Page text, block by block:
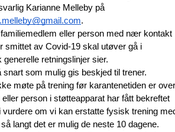
Karianne Melleby på
.
eller person med nær kontakt
smittet av Covid-19 skal utøver gå i
generelle retningslinjer sier.
snart som mulig gis beskjed til trener.
møte på trening før karantenetiden er
eller person i støtteapparat har fått bekreftet
vurdere om vi kan erstatte fysisk trening
langt det er mulig de neste 10 dagene.